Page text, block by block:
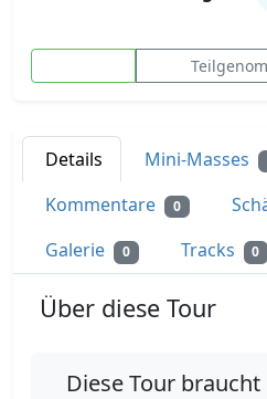
Details Mini-Masses
Kommentare 0
Galerie 0 Tracks 0
Über diese Tour
Diese Tour